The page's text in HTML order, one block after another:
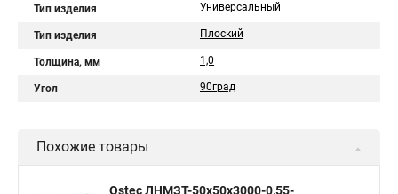
Тип изделия Универсальный
Тип изделия Плоский
Толщина, мм 1,0
Угол 90град
Похожие товары
Ostec ЛНМЗТ-50х50х3000-0,55-